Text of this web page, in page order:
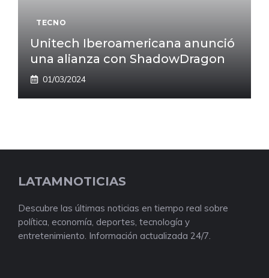
TECNO
Unitech Iberoamericana anunció
una alianza con ShadowDragon
01/03/2024
LATAMNOTICIAS
Descubre las últimas noticias en tiempo real sobre
política, economía, deportes, tecnología y
entretenimiento. Información actualizada 24/7.